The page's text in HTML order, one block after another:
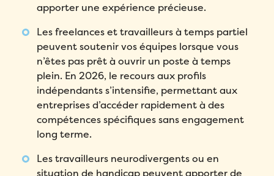
apporter une expérience précieuse.
Les freelances et travailleurs à temps partiel
peuvent soutenir vos équipes lorsque vous
n’êtes pas prêt à ouvrir un poste à temps
plein. En 2026, le recours aux profils
indépendants s’intensifie, permettant aux
entreprises d’accéder rapidement à des
compétences spécifiques sans engagement
long terme.
Les travailleurs neurodivergents ou en
situation de handicap peuvent apporter de